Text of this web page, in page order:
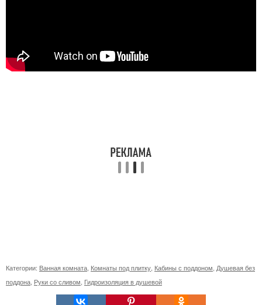
Категории: Ванная комната Комнаты под плитку Кабины с поддоном Душевая без
поддона Руки со сливом Гидроизоляция в душевой